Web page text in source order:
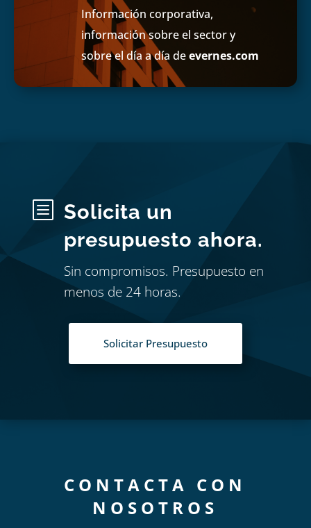
Información corporativa,
información sobre el sector y
sobre el día a día deevernes.com
b
Solicita un
presupuesto ahora.
Sin compromisos. Presupuesto en
menos de 24 horas.
Solicitar Presupuesto
CONTACTA CON
NOSOTROS